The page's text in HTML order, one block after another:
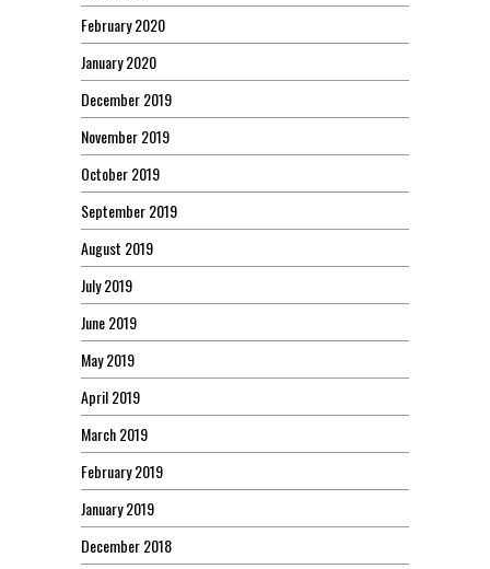
February 2020
January 2020
December 2019
November 2019
October 2019
September 2019
August 2019
July 2019
June 2019
May 2019
April 2019
March 2019
February 2019
January 2019
December 2018